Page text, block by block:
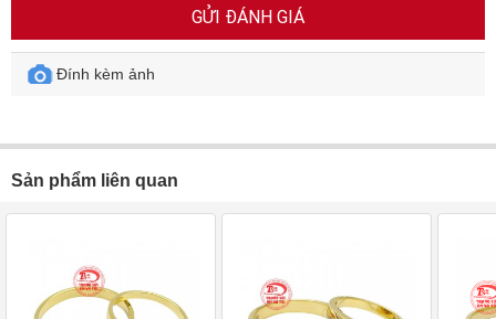
GỬI ĐÁNH GIÁ
Đính kèm ảnh
Sản phẩm liên quan